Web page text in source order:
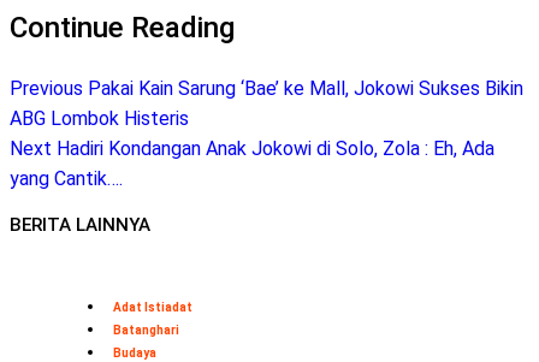
Continue Reading
Previous Pakai Kain Sarung ‘Bae’ ke Mall, Jokowi Sukses Bikin
ABG Lombok Histeris
Next Hadiri Kondangan Anak Jokowi di Solo, Zola : Eh, Ada
yang Cantik….
BERITA LAINNYA
Adat Istiadat
Batanghari
Budaya